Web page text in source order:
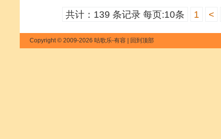
共计：139 条记录 每页:10条 1 <
Copyright © 2009-2026 咕歌乐-有容 | 回到顶部